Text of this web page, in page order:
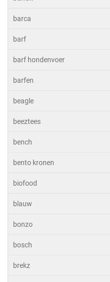
barca
barf
barf hondenvoer
barfen
beagle
beeztees
bench
bento kronen
biofood
blauw
bonzo
bosch
brekz